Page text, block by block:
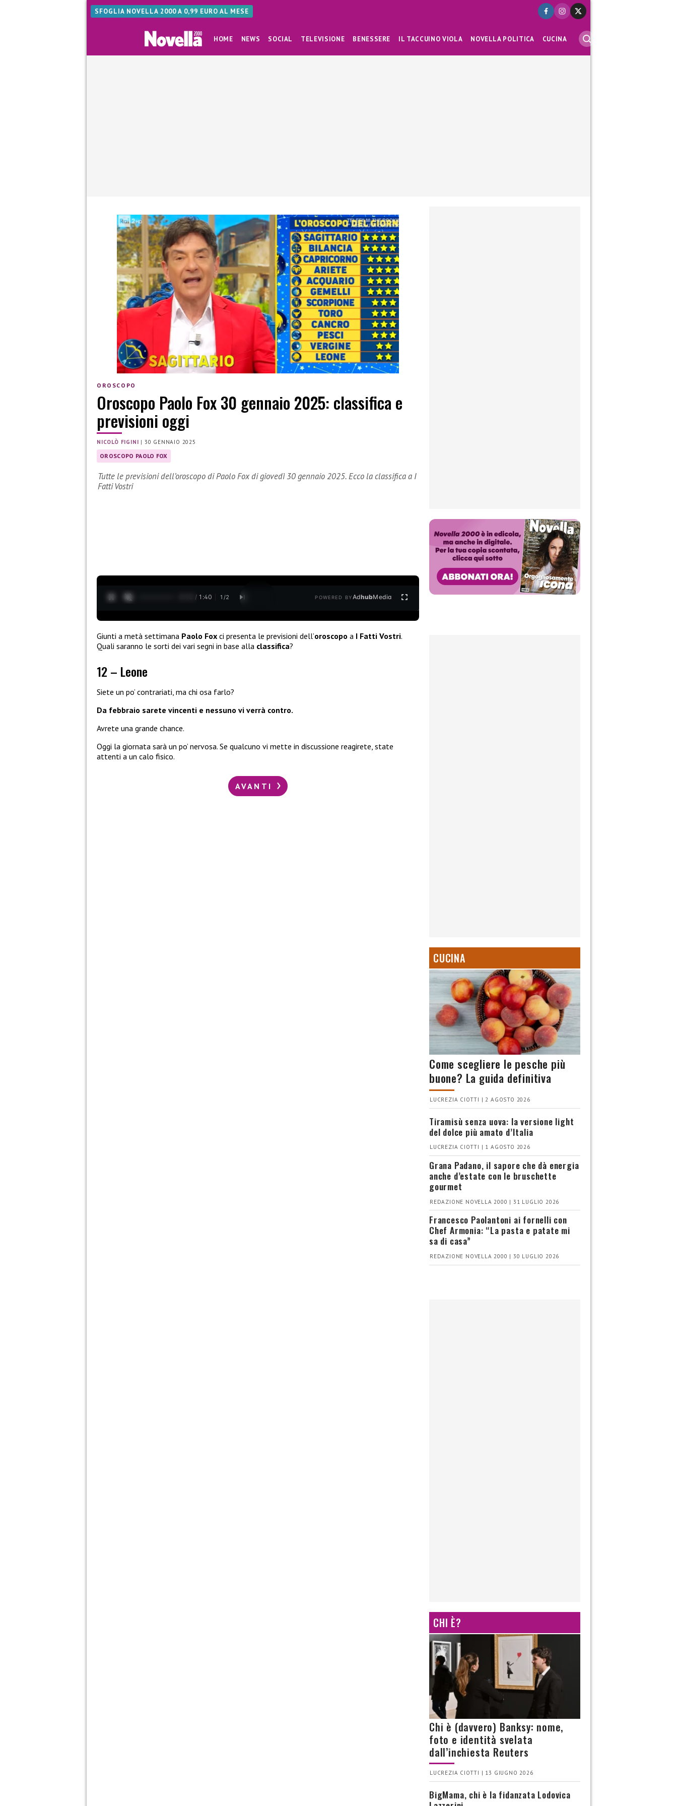
SFOGLIA NOVELLA 2000 A 0,99 EURO AL MESE
HOME NEWS SOCIAL TELEVISIONE BENESSERE IL TACCUINO VIOLA NOVELLA POLITICA CUCINA
OROSCOPO
Oroscopo Paolo Fox 30 gennaio 2025: classifica e
previsioni oggi
NICOLÒ FIGINI | 30 GENNAIO 2025
OROSCOPO PAOLO FOX
Tutte le previsioni dell’oroscopo di Paolo Fox di giovedì 30 gennaio 2025. Ecco la classifica a I
Fatti Vostri
0:13 / 1:40 1 /2 POWERED BYAdhubMedia
Giunti a metà settimana Paolo Fox ci presenta le previsioni dell’oroscopo a I Fatti Vostri.
Quali saranno le sorti dei vari segni in base alla classifica?
12 – Leone
Siete un po’ contrariati, ma chi osa farlo?
Da febbraio sarete vincenti e nessuno vi verrà contro.
Avrete una grande chance.
Oggi la giornata sarà un po’ nervosa. Se qualcuno vi mette in discussione reagirete, state
attenti a un calo fisico.
AVANTI
CUCINA
Come scegliere le pesche più
buone? La guida definitiva
LUCREZIA CIOTTI | 2 AGOSTO 2026
Tiramisù senza uova: la versione light
del dolce più amato d’Italia
LUCREZIA CIOTTI | 1 AGOSTO 2026
Grana Padano, il sapore che dà energia
anche d’estate con le bruschette
gourmet
REDAZIONE NOVELLA 2000 | 31 LUGLIO 2026
Francesco Paolantoni ai fornelli con
Chef Armonia: “La pasta e patate mi
sa di casa”
REDAZIONE NOVELLA 2000 | 30 LUGLIO 2026
CHI È?
Chi è (davvero) Banksy: nome,
foto e identità svelata
dall’inchiesta Reuters
LUCREZIA CIOTTI | 13 GIUGNO 2026
BigMama, chi è la fidanzata Lodovica